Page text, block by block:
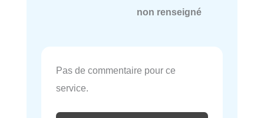
non renseigné
Pas de commentaire pour ce
service.